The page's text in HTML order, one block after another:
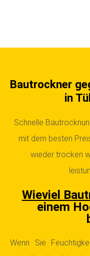
Bautrockner
in
Schnelle
mit dem besten
wieder trocken
Wieviel
einem
Wenn Sie